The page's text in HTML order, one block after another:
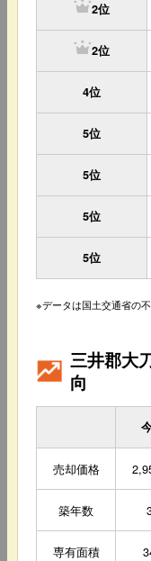
2位
2位
4位
5位
5位
5位
5位
※データは国土交通省の
三井郡大
向
売却価格
築年数
専有面積